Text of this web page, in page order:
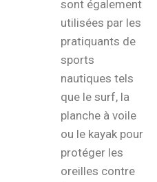
sont également
utilisées par les
pratiquants de
sports
nautiques tels
que le surf, la
planche à voile
ou le kayak pour
protéger les
oreilles contre